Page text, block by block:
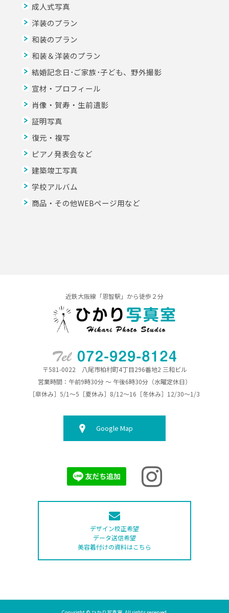
成人式写真
洋装のプラン
和装のプラン
和装＆洋装のプラン
結婚記念日･ご家族･子ども、野外撮影
宣材・プロフィール
肖像・賀寿・生前遺影
証明写真
復元・複写
ピアノ発表会など
建築竣工写真
学校アルバム
商品・その他WEBページ用など
近鉄大阪線「恩智駅」から徒歩２分
〒581-0022 八尾市柏村町4丁目296番地2 三和ビル
営業時間：午前9時30分 ～ 午後6時30分（水曜定休日）
［皐休み］5/1～5［夏休み］8/12～16［冬休み］12/30～1/3
Google Map
デザイン校正希望
データ送信希望
美容着付けの資料はこちら